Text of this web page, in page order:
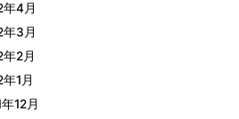
4月
3月
2月
1月
12月